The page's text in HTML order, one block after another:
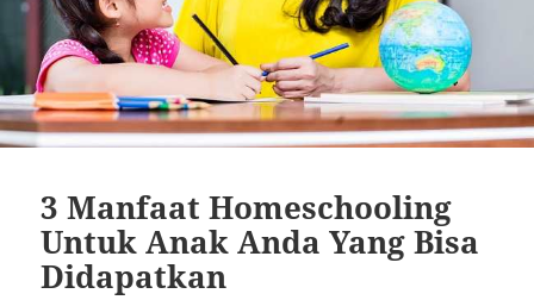
3 Manfaat Homeschooling
Untuk Anak Anda Yang Bisa
Didapatkan